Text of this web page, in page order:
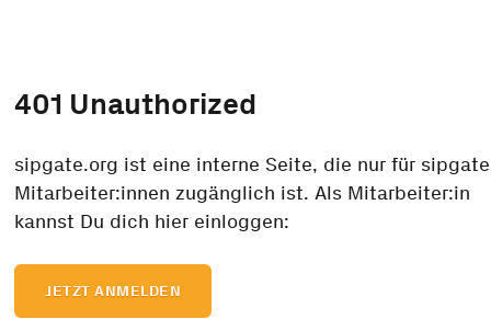
401 Unauthorized
sipgate.org ist eine interne Seite, die nur für sipgate
Mitarbeiter:innen zugänglich ist. Als Mitarbeiter:in
kannst Du dich hier einloggen:
JETZT ANMELDEN